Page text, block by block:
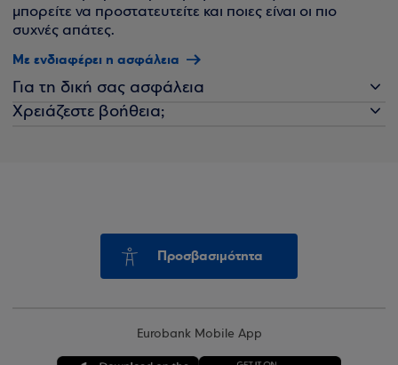
μπορείτε να προστατευτείτε και ποιες είναι οι πιο
συχνές απάτες.
Με ενδιαφέρει η ασφάλεια
Για τη δική σας ασφάλεια
Χρειάζεστε βοήθεια;
Προσβασιμότητα
Eurobank Mobile App